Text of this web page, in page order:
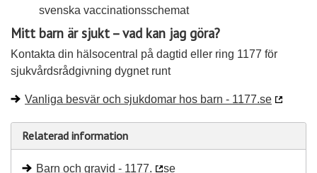
svenska vaccinationsschemat
Mitt barn är sjukt – vad kan jag göra?
Kontakta din hälsocentral på dagtid eller ring 1177 för
sjukvårdsrådgivning dygnet runt
Vanliga besvär och sjukdomar hos barn - 1177.se
Relaterad information
Barn och gravid - 1177. se